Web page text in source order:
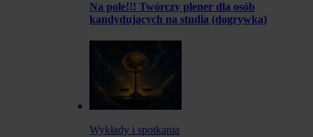
Na pole!!! Twórczy plener dla osób
kandydujących na studia (dogrywka)
Wykłady i spotkania